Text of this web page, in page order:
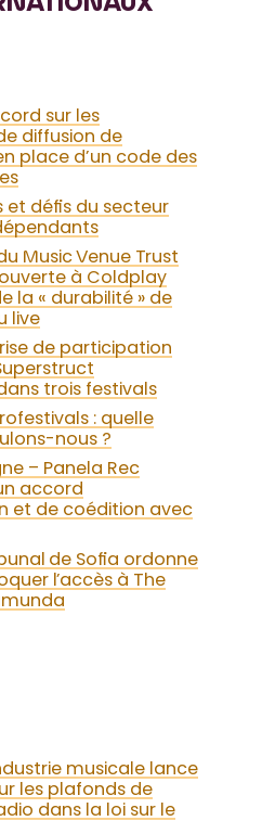
sur les
diffusion de
place d’un code des
et défis du secteur
Music Venue Trust
à Coldplay
la « durabilité » de
live
de participation
trois festivals
: quelle
nous ?
– Panela Rec
accord
et de coédition avec
de Sofia ordonne
l’accès à The
musicale lance
les plafonds de
dans la loi sur le